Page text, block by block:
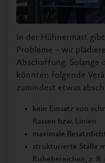
In der Hühnermast
Probleme – wir
Abschaffung. Solange
könnten folgende
zumindest etwas
kein Einsatz von
Rassen bzw. Linien
maximale
strukturierte Ställe
Ruhebereichen, z.